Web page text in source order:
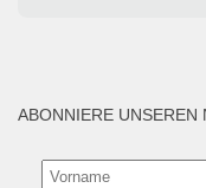
ABONNIERE UNSEREN